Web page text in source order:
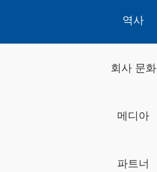
역사
회사 문화
메디아
파트너